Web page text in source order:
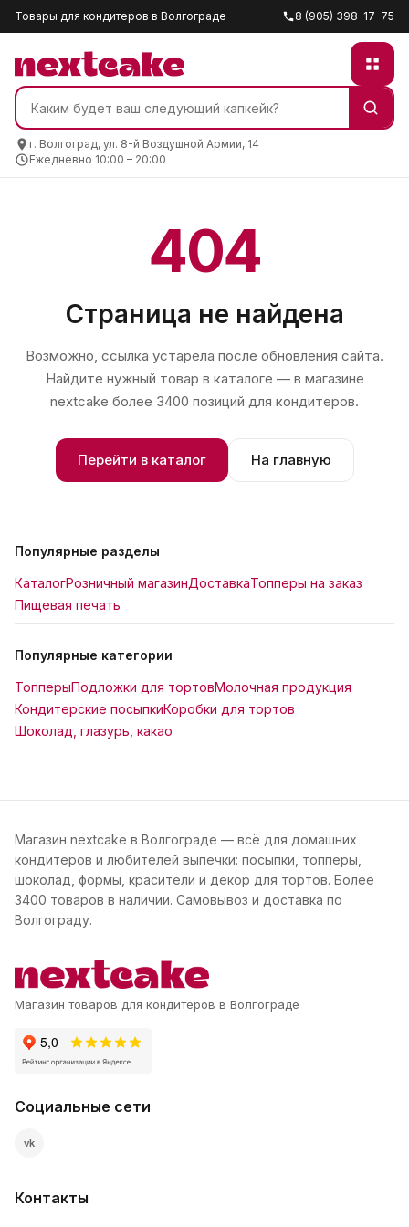
Товары для кондитеров в Волгограде 8 (905) 398-17-75
г. Волгоград, ул. 8-й Воздушной Армии, 14
Ежедневно 10:00 – 20:00
404
Страница не найдена
Возможно, ссылка устарела после обновления сайта.
Найдите нужный товар в каталоге — в магазине
nextcake более 3400 позиций для кондитеров.
Перейти в каталог На главную
Популярные разделы
КаталогРозничный магазинДоставкаТопперы на заказ
Пищевая печать
Популярные категории
ТопперыПодложки для тортовМолочная продукция
Кондитерские посыпкиКоробки для тортов
Шоколад, глазурь, какао
Магазин nextcake в Волгограде — всё для домашних
кондитеров и любителей выпечки: посыпки, топперы,
шоколад, формы, красители и декор для тортов. Более
3400 товаров в наличии. Самовывоз и доставка по
Волгограду.
Магазин товаров для кондитеров в Волгограде
Социальные сети
vk
Контакты